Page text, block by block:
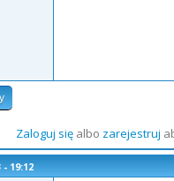
Zaloguj sięalbo zarejestruj
- 19:12